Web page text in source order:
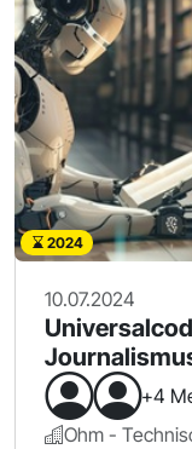
2024
10.07.2024
+4